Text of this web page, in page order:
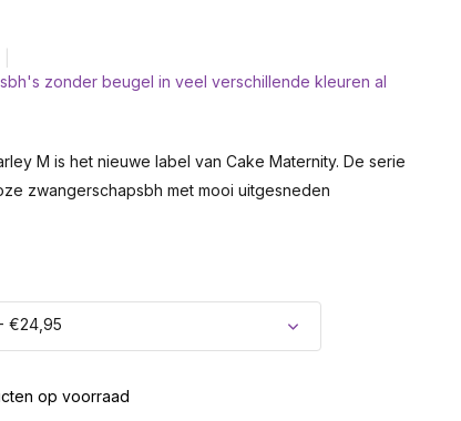
Account aanmaken
zonder beugel in veel verschillende kleuren al
M is het nieuwe label van Cake Maternity. De serie
zwangerschapsbh met mooi uitgesneden
€24,95
op voorraad